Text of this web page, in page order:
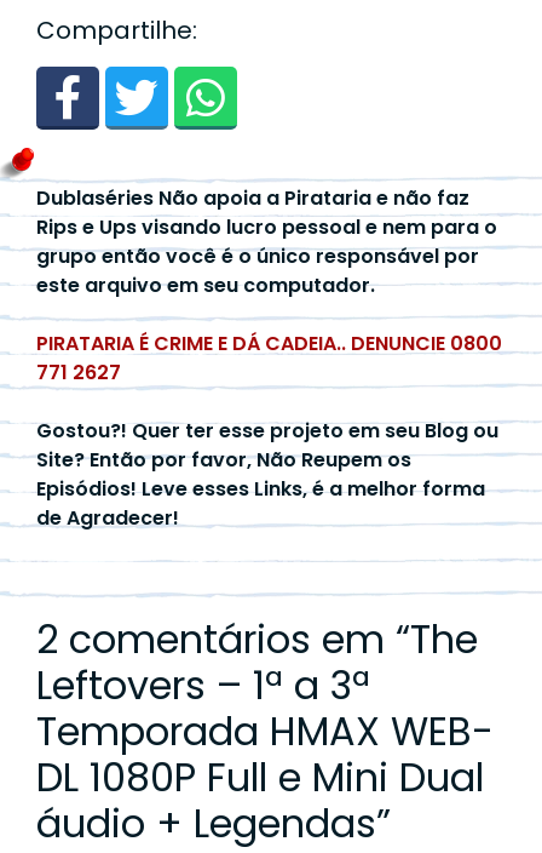
Compartilhe:
Dublaséries Não apoia a Pirataria e não faz
Rips e Ups visando lucro pessoal e nem para o
grupo então você é o único responsável por
este arquivo em seu computador.
PIRATARIA É CRIME E DÁ CADEIA.. DENUNCIE 0800
771 2627
Gostou?! Quer ter esse projeto em seu Blog ou
Site? Então por favor, Não Reupem os
Episódios! Leve esses Links, é a melhor forma
de Agradecer!
2 comentários em “The
Leftovers – 1ª a 3ª
Temporada HMAX WEB-
DL 1080P Full e Mini Dual
áudio + Legendas”